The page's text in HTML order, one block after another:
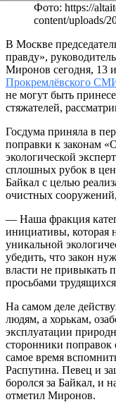
Фото: https://
content/uploads/
В Москве
правду»,
Миронов сегодня, 13
Прокремлёвского
не могут быть
стяжателей,
Госдума приняла в
поправки к законам
экологической
сплошных рубок в
Байкал с целью
очистных
— Наша фракция
инициативы, которая
уникальной
убедить, что закон
власти не привыкать
просьбами
На самом деле
людям, а хорькам,
эксплуатации
сторонники поправок
самое время
Распутина. Певец и
боролся за Байкал, и
отметил Миронов.